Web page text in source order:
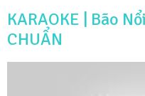
KARAOKE | Bão
CHUẨN